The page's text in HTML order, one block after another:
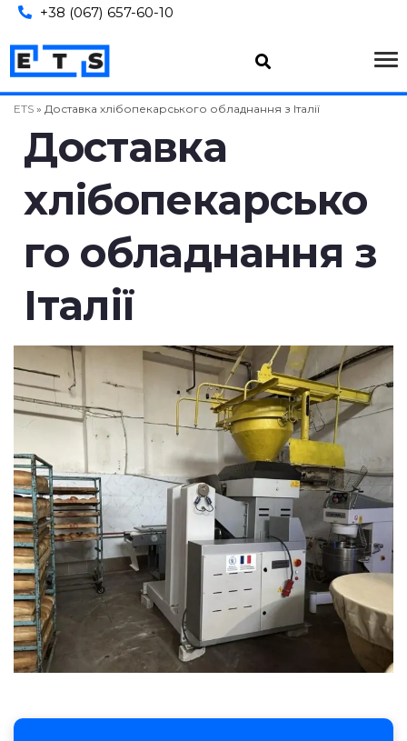
+38 (067) 657-60-10
ETS » Доставка хлібопекарського обладнання з Італії
Доставка
хлібопекарсько
го обладнання з
Італії